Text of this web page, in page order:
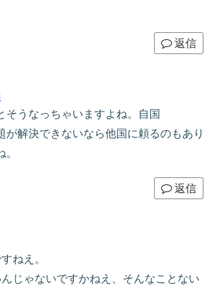
返信
そうなっちゃいますよね。自国
が解決できないなら他国に頼るのもあり
返信
ねえ。
じゃないですかねえ、そんなことない